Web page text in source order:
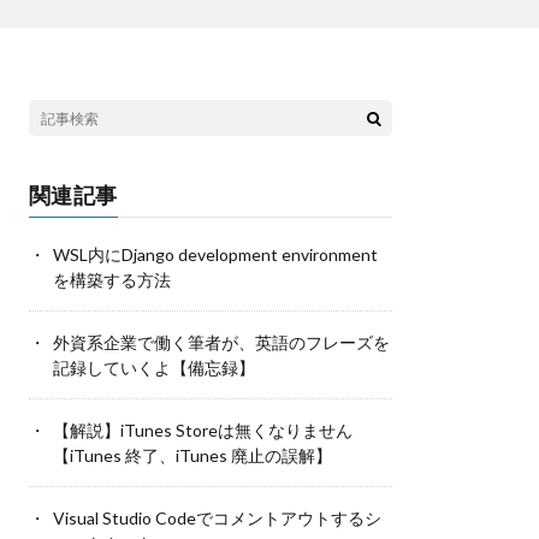
関連記事
WSL内にDjango development environment
を構築する方法
外資系企業で働く筆者が、英語のフレーズを
記録していくよ【備忘録】
【解説】iTunes Storeは無くなりません
【iTunes 終了、iTunes 廃止の誤解】
Visual Studio Codeでコメントアウトするシ